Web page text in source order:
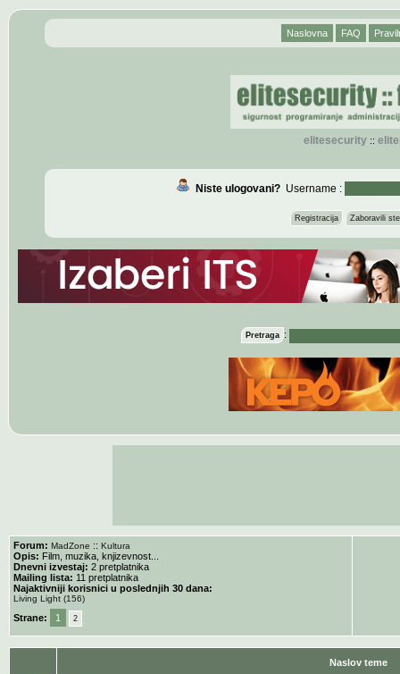
Naslovna FAQ
elitesecurity::
Niste ulogovani?Username :
Registracija Zaboravili
Pretraga :
Forum: MadZone :: Kultura
Opis: Film, muzika, knjizevnost...
Dnevni izvestaj: 2 pretplatnika
Mailing lista: 11 pretplatnika
Najaktivniji korisnici u poslednjih 30 dana:
Living Light (156)
Strane: 1 2
Naslov teme